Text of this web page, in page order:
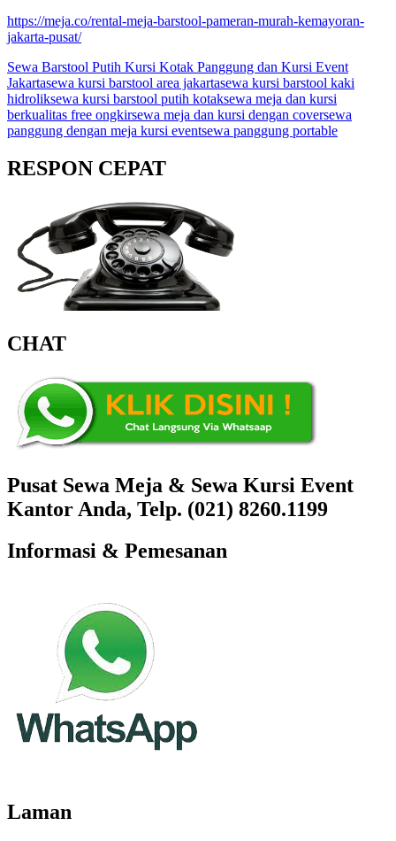
https://meja.co/rental-meja-barstool-pameran-murah-kemayoran-
jakarta-pusat/
Sewa Barstool Putih Kursi Kotak Panggung dan Kursi Event
Jakartasewa kursi barstool area jakartasewa kursi barstool kaki
hidroliksewa kursi barstool putih kotaksewa meja dan kursi
berkualitas free ongkirsewa meja dan kursi dengan coversewa
panggung dengan meja kursi eventsewa panggung portable
RESPON CEPAT
CHAT
Pusat Sewa Meja & Sewa Kursi Event
Kantor Anda, Telp. (021) 8260.1199
Informasi & Pemesanan
Laman